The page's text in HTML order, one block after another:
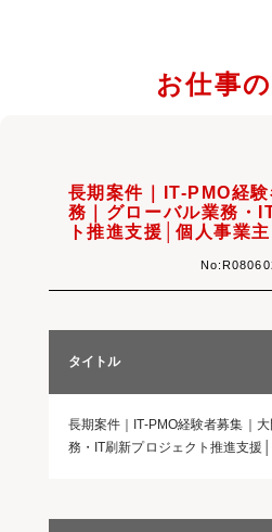
お仕事
長期案件｜IT-PMO経
務｜グローバル業務・
ト推進支援│個人事業主
タイトル
長期案件｜IT-PMO経験者募集｜
務・IT刷新プロジェクト推進支援